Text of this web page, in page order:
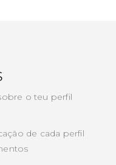
o teu perfil
de cada perfil